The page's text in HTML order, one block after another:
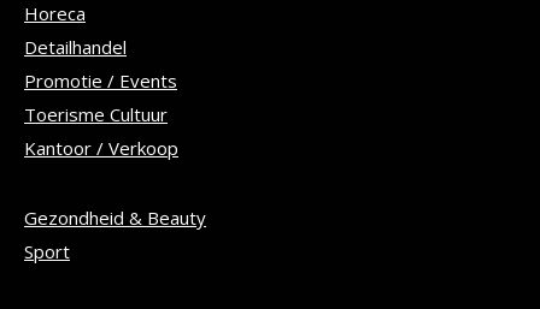
Horeca
Detailhandel
Promotie / Events
Toerisme Cultuur
Kantoor / Verkoop
Gezondheid & Beauty
Sport